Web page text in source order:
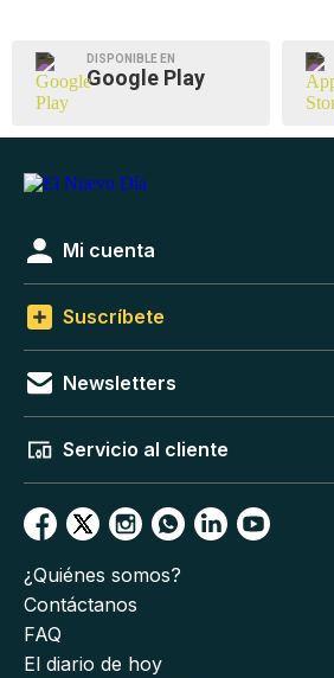
DISPONIBLE EN
Google Play
Mi cuenta
Suscríbete
Newsletters
Servicio al cliente
¿Quiénes somos?
Contáctanos
FAQ
El diario de hoy